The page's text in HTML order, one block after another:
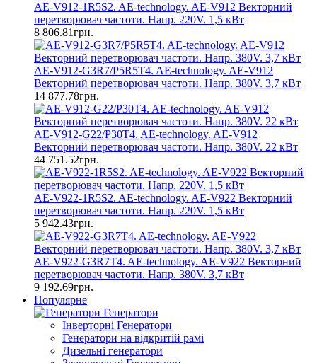
AE-V912-1R5S2. AE-technology. AE-V912 Векторний
перетворювач частоти. Напр. 220V. 1,5 кВт
8 806.81грн.
AE-V912-G3R7/P5R5T4. AE-technology. AE-V912
Векторний перетворювач частоти. Напр. 380V. 3,7 кВт
14 877.78грн.
AE-V912-G22/P30T4. AE-technology. AE-V912
Векторний перетворювач частоти. Напр. 380V. 22 кВт
44 751.52грн.
AE-V922-1R5S2. AE-technology. AE-V922 Векторний
перетворювач частоти. Напр. 220V. 1,5 кВт
5 942.43грн.
AE-V922-G3R7T4. AE-technology. AE-V922 Векторний
перетворювач частоти. Напр. 380V. 3,7 кВт
9 192.69грн.
Популярне
Генератори
Інверторні Генератори
Генератори на відкритій рамі
Дизельні генератори